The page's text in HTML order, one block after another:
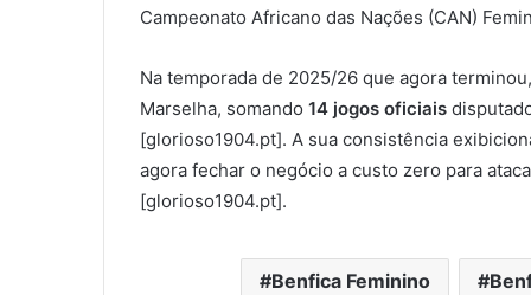
Campeonato Africano das Nações (CAN)
Na temporada de 2025/26 que agora
Marselha, somando 14 jogos oficiais
[glorioso1904.pt]. A sua consistência
agora fechar o negócio a custo zero para
[glorioso1904.pt].
Benfica Feminino